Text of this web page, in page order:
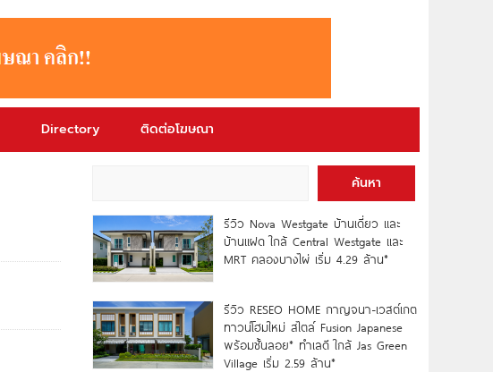
Directory ติดต่อโฆษณา
ค้นหา
รีวิว Nova Westgate บ้านเดี่ยว และ
บ้านแฝด ใกล้ Central Westgate และ
MRT คลองบางไผ่ เริ่ม 4.29 ล้าน*
รีวิว RESEO HOME กาญจนา-เวสต์เกต
ทาวน์โฮมใหม่ สไตล์ Fusion Japanese
พร้อมชั้นลอย* ทำเลดี ใกล้ Jas Green
Village เริ่ม 2.59 ล้าน*